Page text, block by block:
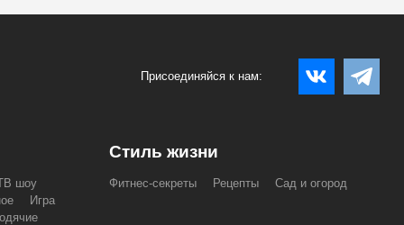
Присоединяйся к нам:
шоу
Игра
Стиль жизни
Фитнес-секреты Рецепты Сад и огород